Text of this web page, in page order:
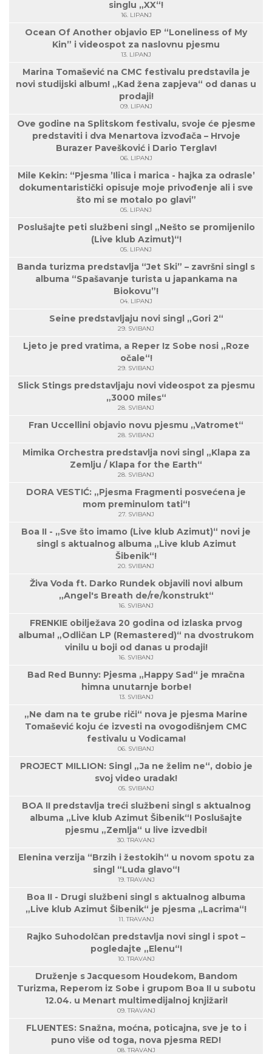
singlu „XX“!
16. LIPANJ
Ocean Of Another objavio EP “Loneliness of My
Kin” i videospot za naslovnu pjesmu
13. LIPANJ
Marina Tomašević na CMC festivalu predstavila je
novi studijski album! „Kad žena zapjeva“ od danas u
prodaji!
09. LIPANJ
Ove godine na Splitskom festivalu, svoje će pjesme
predstaviti i dva Menartova izvođača – Hrvoje
Burazer Pavešković i Dario Terglav!
06. LIPANJ
Mile Kekin: “Pjesma ’Ilica i marica - hajka za odrasle’
dokumentaristički opisuje moje privođenje ali i sve
što mi se motalo po glavi”
05. LIPANJ
Poslušajte peti službeni singl „Nešto se promijenilo
(Live klub Azimut)“!
05. LIPANJ
Banda turizma predstavlja “Jet Ski” – završni singl s
albuma “Spašavanje turista u japankama na
Biokovu”!
04. LIPANJ
Seine predstavljaju novi singl „Gori 2“
29. SVIBANJ
Ljeto je pred vratima, a Reper Iz Sobe nosi „Roze
očale“!
29. SVIBANJ
Slick Stings predstavljaju novi videospot za pjesmu
„3000 miles“
28. SVIBANJ
Fran Uccellini objavio novu pjesmu „Vatromet“
28. SVIBANJ
Mimika Orchestra predstavlja novi singl „Klapa za
Zemlju / Klapa for the Earth“
28. SVIBANJ
DORA VESTIĆ: „Pjesma Fragmenti posvećena je
mom preminulom tati“!
27. SVIBANJ
Boa II - „Sve što imamo (Live klub Azimut)“ novi je
singl s aktualnog albuma „Live klub Azimut
Šibenik“!
20. SVIBANJ
Živa Voda ft. Darko Rundek objavili novi album
„Angel's Breath de/re/konstrukt“
16. SVIBANJ
FRENKIE obilježava 20 godina od izlaska prvog
albuma! „Odličan LP (Remastered)“ na dvostrukom
vinilu u boji od danas u prodaji!
16. SVIBANJ
Bad Red Bunny: Pjesma „Happy Sad“ je mračna
himna unutarnje borbe!
13. SVIBANJ
„Ne dam na te grube riči“ nova je pjesma Marine
Tomašević koju će izvesti na ovogodišnjem CMC
festivalu u Vodicama!
06. SVIBANJ
PROJECT MILLION: Singl „Ja ne želim ne“, dobio je
svoj video uradak!
05. SVIBANJ
BOA II predstavlja treći službeni singl s aktualnog
albuma „Live klub Azimut Šibenik“! Poslušajte
pjesmu „Zemlja“ u live izvedbi!
30. TRAVANJ
Elenina verzija “Brzih i žestokih“ u novom spotu za
singl “Luda glavo“!
19. TRAVANJ
Boa II - Drugi službeni singl s aktualnog albuma
„Live klub Azimut Šibenik“ je pjesma „Lacrima“!
11. TRAVANJ
Rajko Suhodolčan predstavlja novi singl i spot –
pogledajte „Elenu“!
10. TRAVANJ
Druženje s Jacquesom Houdekom, Bandom
Turizma, Reperom iz Sobe i grupom Boa II u subotu
12.04. u Menart multimedijalnoj knjižari!
09. TRAVANJ
FLUENTES: Snažna, moćna, poticajna, sve je to i
puno više od toga, nova pjesma RED!
08. TRAVANJ